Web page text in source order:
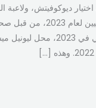
وجرى اختيار ديوكوفيتش،
بايلز، كأفضل رياضيين
ويحل النجم الصربي في